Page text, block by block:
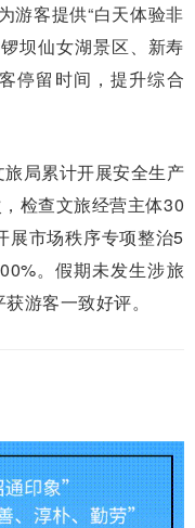
游客提供“白天体验非
坝仙女湖景区、新寿
停留时间，提升综合
局累计开展安全生产
检查文旅经营主体30
展市场秩序专项整治5
。假期未发生涉旅
游客一致好评。